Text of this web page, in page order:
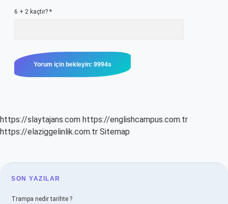
6 + 2 kaçtır? *
https://slaytajans.com https://englishcampus.com.tr
https://elaziggelinlik.com.tr Sitemap
SIDEBAR
SON YAZILAR
Trampa nedir tarihte ?